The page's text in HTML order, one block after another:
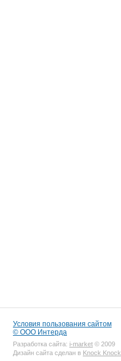
Условия пользования сайтом
© ООО Интерда
Разработка сайта: i-market © 2009
Дизайн сайта сделан в Knock Knock